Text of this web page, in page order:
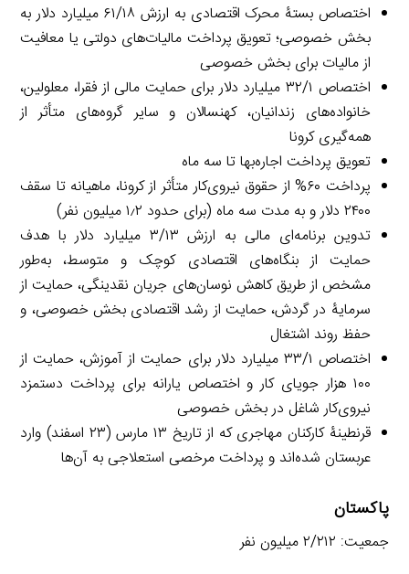
اختصاص بستۀ محرک اقتصادی به ارزش ۶۱/۱۸ میلیارد دلار به
بخش خصوصی؛ تعویق پرداخت مالیات‌های دولتی یا معافیت
از مالیات برای بخش خصوصی
اختصاص ۳۲/۱ میلیارد دلار برای حمایت مالی از فقرا، معلولین،
خانواده‌های زندانیان، کهنسالان و سایر گروه‌های متأثر از
همه‌گیری کرونا
تعویق پرداخت اجاره‌بها تا سه ماه
پرداخت ۶۰% از حقوق نیروی‌کار متأثر از کرونا، ماهیانه تا سقف
۲۴۰۰ دلار و به مدت سه ماه (برای حدود ۱٫۲ میلیون نفر)
تدوین برنامه‌ای مالی به ارزش ۳/۱۳ میلیارد دلار با هدف
حمایت از بنگاه‌های اقتصادی کوچک و متوسط، به‌طور
مشخص از طریق کاهش نوسان‌های جریان نقدینگی، حمایت از
سرمایۀ در گردش، حمایت از رشد اقتصادی بخش خصوصی، و
حفظ روند اشتغال
اختصاص ۳۳/۱ میلیارد دلار برای حمایت از آموزش، حمایت از
۱۰۰ هزار جویای کار و اختصاص یارانه برای پرداخت دستمزد
نیروی‌کار شاغل در بخش خصوصی
قرنطینۀ کارکنان مهاجری که از تاریخ ۱۳ مارس (۲۳ اسفند) وارد
عربستان شده‌اند و پرداخت مرخصی استعلاجی به آن‌ها
پاکستان
جمعیت: ۲/۲۱۲ میلیون نفر